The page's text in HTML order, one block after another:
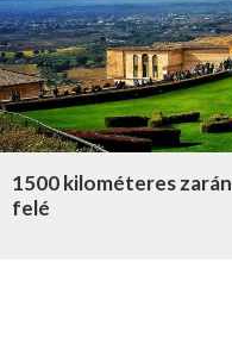
1500 kilométeres
felé